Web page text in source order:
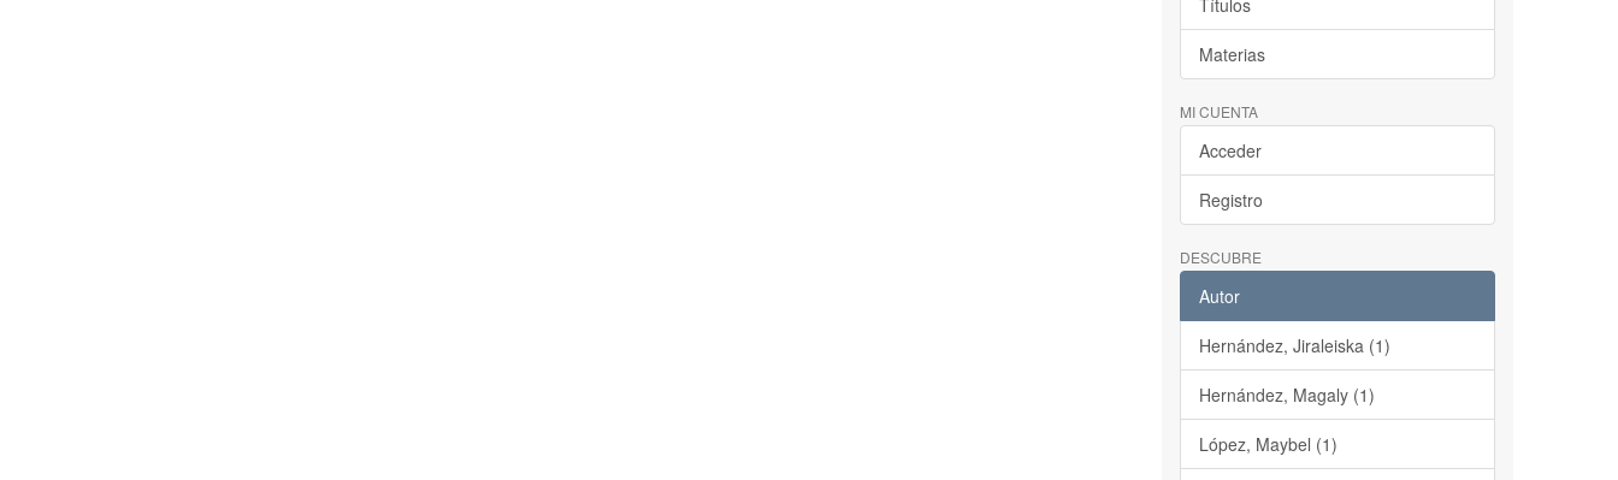
Títulos
Materias
MI CUENTA
Acceder
Registro
DESCUBRE
Autor
Hernández, Jiraleiska (1)
Hernández, Magaly (1)
López, Maybel (1)